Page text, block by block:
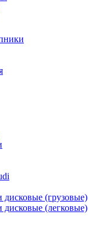
дисковые (грузовые)
дисковые (легковые)